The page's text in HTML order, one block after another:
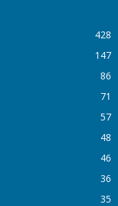
428
147
86
71
57
48
46
36
35